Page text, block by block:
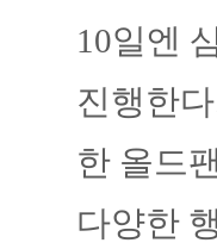
10일엔
진행한
한 올드
다양한